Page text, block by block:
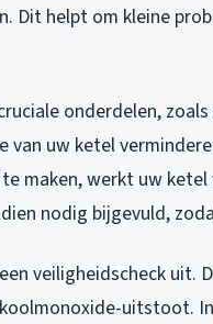
Dit helpt om kleine
onderdelen,
van uw ketel
maken, werkt uw
nodig bijgevuld,
veiligheidscheck uit.
uitstoot.